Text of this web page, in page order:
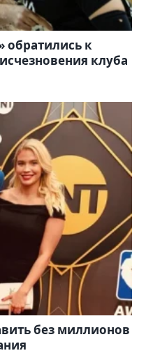
обратились к
клуба
без миллионов